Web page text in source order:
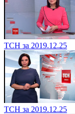
ТСН за 2019.12.25
ТСН за 2019.12.25